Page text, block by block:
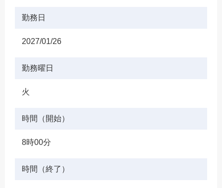
勤務日
2027/01/26
勤務曜日
火
時間（開始）
8時00分
時間（終了）